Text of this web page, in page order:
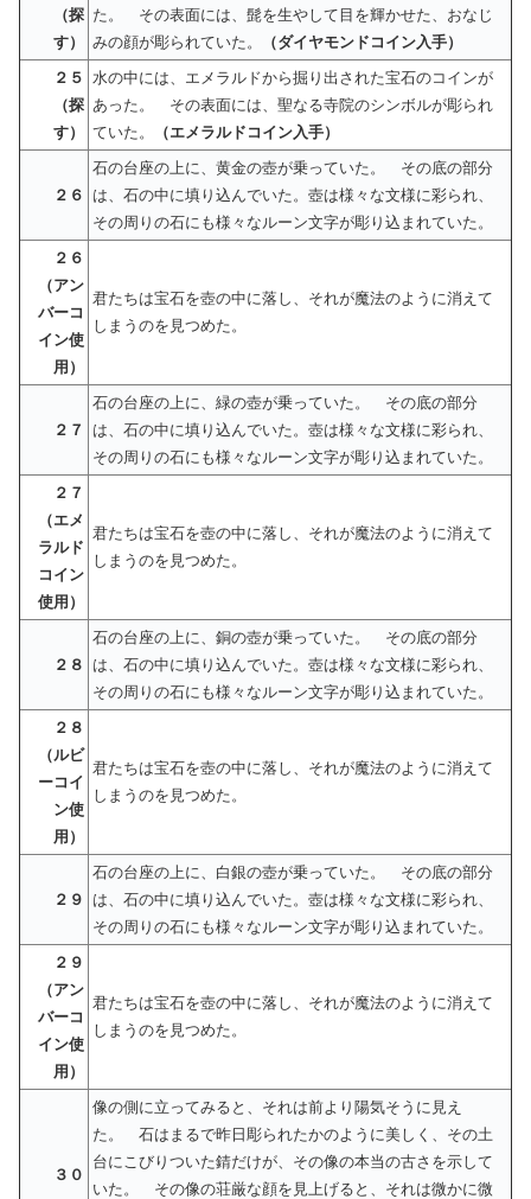
（探
す）
た。 その表面には、髭を生やして目を輝かせた、おなじ
みの顔が彫られていた。
（ダイヤモンドコイン入手）
２５
（探
す）
水の中には、エメラルドから掘り出された宝石のコインが
あった。 その表面には、聖なる寺院のシンボルが彫られ
ていた。
（エメラルドコイン入手）
２６
石の台座の上に、黄金の壺が乗っていた。 その底の部分
は、石の中に填り込んでいた。壺は様々な文様に彩られ、
その周りの石にも様々なルーン文字が彫り込まれていた。
２６
（アン
バーコ
イン使
用）
君たちは宝石を壺の中に落し、それが魔法のように消えて
しまうのを見つめた。
２７
石の台座の上に、緑の壺が乗っていた。 その底の部分
は、石の中に填り込んでいた。壺は様々な文様に彩られ、
その周りの石にも様々なルーン文字が彫り込まれていた。
２７
（エメ
ラルド
コイン
使用）
君たちは宝石を壺の中に落し、それが魔法のように消えて
しまうのを見つめた。
２８
石の台座の上に、銅の壺が乗っていた。 その底の部分
は、石の中に填り込んでいた。壺は様々な文様に彩られ、
その周りの石にも様々なルーン文字が彫り込まれていた。
２８
（ルビ
ーコイ
ン使
用）
君たちは宝石を壺の中に落し、それが魔法のように消えて
しまうのを見つめた。
２９
石の台座の上に、白銀の壺が乗っていた。 その底の部分
は、石の中に填り込んでいた。壺は様々な文様に彩られ、
その周りの石にも様々なルーン文字が彫り込まれていた。
２９
（アン
バーコ
イン使
用）
君たちは宝石を壺の中に落し、それが魔法のように消えて
しまうのを見つめた。
３０
像の側に立ってみると、それは前より陽気そうに見え
た。 石はまるで昨日彫られたかのように美しく、その土
台にこびりついた錆だけが、その像の本当の古さを示して
いた。 その像の荘厳な顔を見上げると、それは微かに微